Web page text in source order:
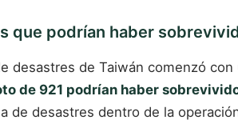
que podrían haber
desastres de Taiwán comenzó
de 921 podrían haber
de desastres dentro de la